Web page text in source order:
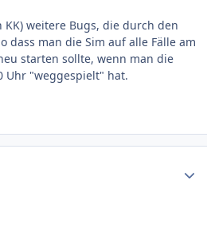
weitere Bugs, die durch den
dass man die Sim auf alle Fälle am
starten sollte, wenn man die
Uhr "weggespielt" hat.